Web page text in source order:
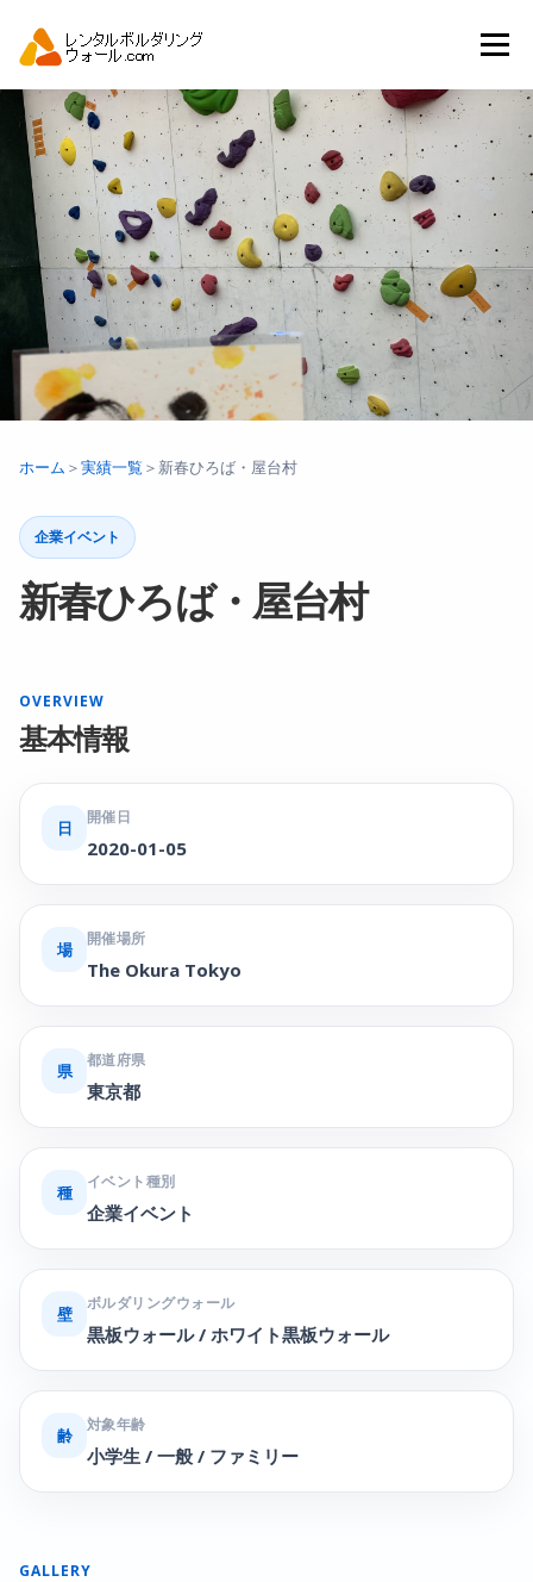
メニュー
トップ 自動見積り 商品一覧
アーバンスポーツイベント.JP
ホーム ＞実績一覧 ＞ 新春ひろば・屋台村
企業イベント
新春ひろば・屋台村
OVERVIEW
基本情報
日
開催日
2020-01-05
場
開催場所
The Okura Tokyo
県
都道府県
東京都
種
イベント種別
企業イベント
壁
ボルダリングウォール
黒板ウォール / ホワイト黒板ウォール
齢
対象年齢
小学生 / 一般 / ファミリー
GALLERY